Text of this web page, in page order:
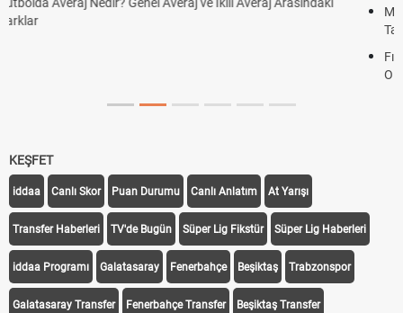
Motorine İndirim Var mı? Motorin Fiyatlarında Beklenen İndirim
Fındık Fiyatı Açıklandı mı? 2026 TMO Fındık Alım Fiyatları Belli
KEŞFET
iddaa Canlı Skor Puan Durumu Canlı Anlatım At Yarışı
Transfer Haberleri TV'de Bugün Süper Lig Fikstür Süper Lig Haberleri
iddaa Programı Galatasaray Fenerbahçe Beşiktaş Trabzonspor
Galatasaray Transfer Fenerbahçe Transfer Beşiktaş Transfer